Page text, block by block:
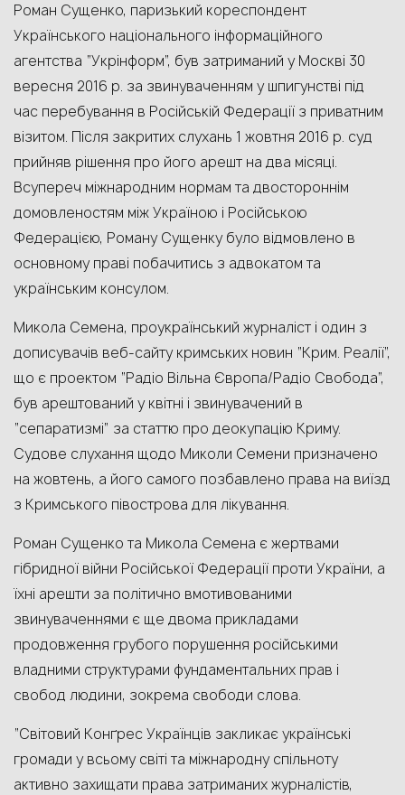
Роман Сущенко, паризький кореспондент
Українського національного інформаційного
агентства “Укрінформ”, був затриманий у Москві 30
вересня 2016 р. за звинуваченням у шпигунстві під
час перебування в Російській Федерації з приватним
візитом. Після закритих слухань 1 жовтня 2016 р. суд
прийняв рішення про його арешт на два місяці.
Всупереч міжнародним нормам та двостороннім
домовленостям між Україною і Російською
Федерацією, Роману Сущенку було відмовлено в
основному праві побачитись з адвокатом та
українським консулом.
Микола Семена, проукраїнський журналіст і один з
дописувачів веб-сайту кримських новин “Крим. Реалії”,
що є проектом “Радіо Вільна Європа/Радіо Свобода”,
був арештований у квітні і звинувачений в
“сепаратизмі” за статтю про деокупацію Криму.
Судове слухання щодо Миколи Семени призначено
на жовтень, а його самого позбавлено права на виїзд
з Кримського півострова для лікування.
Роман Сущенко та Микола Семена є жертвами
гібридної війни Російської Федерації проти України, а
їхні арешти за політично вмотивованими
звинуваченнями є ще двома прикладами
продовження грубого порушення російськими
владними структурами фундаментальних прав і
свобод людини, зокрема свободи слова.
“Світовий Конґрес Українців закликає українські
громади у всьому світі та міжнародну спільноту
активно захищати права затриманих журналістів,